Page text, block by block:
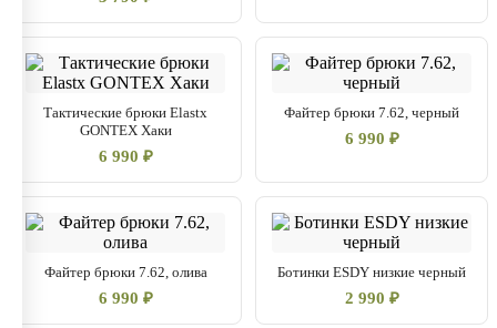
Тактические брюки Elastx
GONTEX Хаки
6 990 ₽
Файтер брюки 7.62, черный
6 990 ₽
Файтер брюки 7.62, олива
6 990 ₽
Ботинки ESDY низкие черный
2 990 ₽